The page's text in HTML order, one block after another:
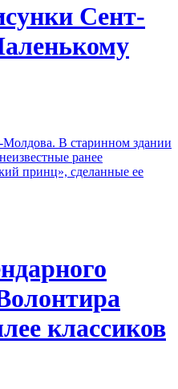
Сент-
В старинном здании
ранее
принц», сделанные ее
классиков